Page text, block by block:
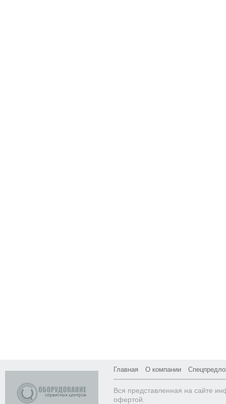
Главная О компании
Вся представленная на сайте
офертой.